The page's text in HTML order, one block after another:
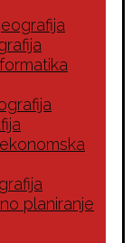
planiranje